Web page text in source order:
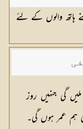
الرحمن
ہاتھ والوں کے لئے
گی جنہیں روز
ہم عمر ہوں گی۔